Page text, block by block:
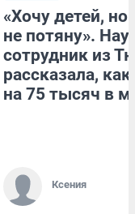
«Хочу детей,
не потяну».
сотрудник из
рассказала,
на 75 тысяч в
Ксения